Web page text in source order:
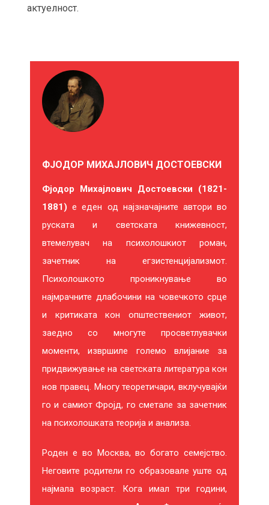
актуелност.
ФЈОДОР МИХАЈЛОВИЧ ДОСТОЕВСКИ
Фјодор Михајлович Достоевски (1821-
1881) е еден од најзначајните автори во
руската и светската книжевност,
втемелувач на психолошкиот роман,
зачетник на егзистенцијализмот.
Психолошкото проникнување во
најмрачните длабочини на човечкото срце
и критиката кон општествениот живот,
заедно со многуте просветлувачки
моменти, извршиле големо влијание за
придвижување на светската литература кон
нов правец. Многу теоретичари, вклучувајќи
го и самиот Фројд, го сметале за зачетник
на психолошката теорија и анализа.
Роден е во Москва, во богато семејство.
Неговите родители го образовале уште од
најмала возраст. Кога имал три години,